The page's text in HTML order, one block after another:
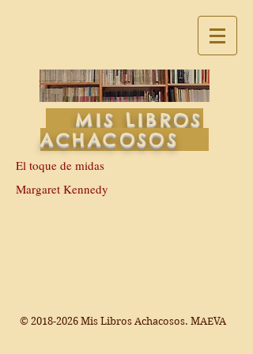
MIS LIBROS
ACHACOSOS
El toque de midas
Margaret Kennedy
© 2018-2026 Mis Libros Achacosos. MAEVA